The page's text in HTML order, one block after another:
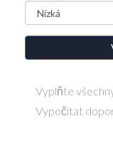
Vyplňte
Vypočítat